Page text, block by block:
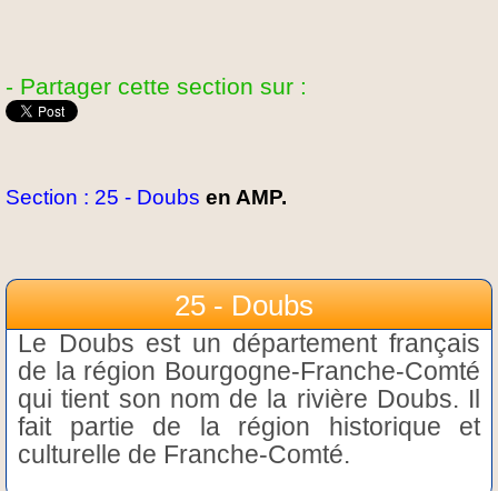
- Partager cette section sur :
Section : 25 - Doubs en AMP.
25 - Doubs
Le Doubs est un département français
de la région Bourgogne-Franche-Comté
qui tient son nom de la rivière Doubs. Il
fait partie de la région historique et
culturelle de Franche-Comté.